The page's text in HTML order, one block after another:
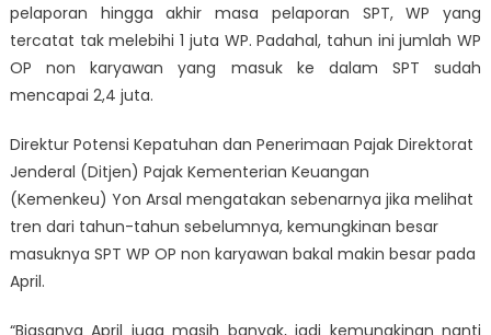
pelaporan hingga akhir masa pelaporan SPT, WP yang
tercatat tak melebihi 1 juta WP. Padahal, tahun ini jumlah WP
OP non karyawan yang masuk ke dalam SPT sudah
mencapai 2,4 juta.
Direktur Potensi Kepatuhan dan Penerimaan Pajak Direktorat
Jenderal (Ditjen) Pajak Kementerian Keuangan
(Kemenkeu) Yon Arsal mengatakan sebenarnya jika melihat
tren dari tahun-tahun sebelumnya, kemungkinan besar
masuknya SPT WP OP non karyawan bakal makin besar pada
April.
“Biasanya April juga masih banyak, jadi kemungkinan nanti